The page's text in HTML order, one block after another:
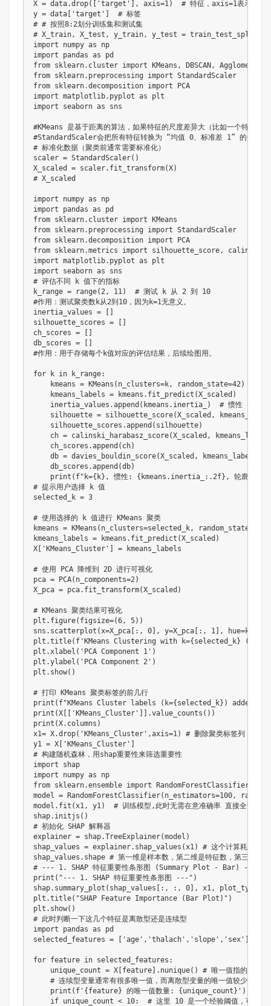
X = data.drop(['target'], axis=1)  # 特征，axis=1表示按列
y = data['target']  # 标签
# # 按照8:2划分训练集和测试集
# X_train, X_test, y_train, y_test = train_test_split(X, y,
import numpy as np
import pandas as pd
from sklearn.cluster import KMeans, DBSCAN,
from sklearn.preprocessing import StandardScaler
from sklearn.decomposition import PCA
import matplotlib.pyplot as plt
import seaborn as sns
#KMeans 是基于距离的算法，如果特征的尺度差异大（比如一个特征
#StandardScaler会把所有特征转换为 “均值 0、标准差 1” 的分布，
# 标准化数据（聚类前通常需要标准化）
scaler = StandardScaler()
X_scaled = scaler.fit_transform(X)
# X_scaled
import numpy as np
import pandas as pd
from sklearn.cluster import KMeans
from sklearn.preprocessing import StandardScaler
from sklearn.decomposition import PCA
from sklearn.metrics import silhouette_score,
import matplotlib.pyplot as plt
import seaborn as sns
# 评估不同 k 值下的指标
k_range = range(2, 11)  # 测试 k 从 2 到 10
#作用：测试聚类数k从2到10，因为k=1无意义。
inertia_values = []
silhouette_scores = []
ch_scores = []
db_scores = []
#作用：用于存储每个k值对应的评估结果，后续绘图用。
for k in k_range:
    kmeans = KMeans(n_clusters=k, random_state=42)
    kmeans_labels = kmeans.fit_predict(X_scaled)
inertia_values.append(kmeans.inertia_)  # 惯性（肘部
silhouette = silhouette_score(X_scaled,
    silhouette_scores.append(silhouette)
ch = calinski_harabasz_score(X_scaled,
    ch_scores.append(ch)
db = davies_bouldin_score(X_scaled, kmeans_labels)
    db_scores.append(db)
print(f"k={k}, 惯性: {kmeans.inertia_:.2f}, 轮廓系
# 提示用户选择 k 值
selected_k = 3
# 使用选择的 k 值进行 KMeans 聚类
kmeans = KMeans(n_clusters=selected_k, random_state=42)
kmeans_labels = kmeans.fit_predict(X_scaled)
X['KMeans_Cluster'] = kmeans_labels
# 使用 PCA 降维到 2D 进行可视化
pca = PCA(n_components=2)
X_pca = pca.fit_transform(X_scaled)
# KMeans 聚类结果可视化
plt.figure(figsize=(6, 5))
sns.scatterplot(x=X_pca[:, 0], y=X_pca[:, 1],
plt.title(f'KMeans Clustering with k={selected_k} (PCA
plt.xlabel('PCA Component 1')
plt.ylabel('PCA Component 2')
plt.show()
# 打印 KMeans 聚类标签的前几行
print(f"KMeans Cluster labels (k={selected_k}) added to
print(X[['KMeans_Cluster']].value_counts())
print(X.columns)
x1= X.drop('KMeans_Cluster',axis=1) # 删除聚类标签列
y1 = X['KMeans_Cluster']
# 构建随机森林，用shap重要性来筛选重要性
import shap
import numpy as np
from sklearn.ensemble import RandomForestClassifier  # 随
model = RandomForestClassifier(n_estimators=100,
model.fit(x1, y1)  # 训练模型,此时无需在意准确率 直接全部数据
shap.initjs()
# 初始化 SHAP 解释器
explainer = shap.TreeExplainer(model)
shap_values = explainer.shap_values(x1) # 这个计算耗时
shap_values.shape # 第一维是样本数，第二维是特征数，第三维是
# --- 1. SHAP 特征重要性条形图 (Summary Plot - Bar) ---
print("--- 1. SHAP 特征重要性条形图 ---")
shap.summary_plot(shap_values[:, :, 0], x1,
plt.title("SHAP Feature Importance (Bar Plot)")
plt.show()
# 此时判断一下这几个特征是离散型还是连续型
import pandas as pd
selected_features = ['age','thalach','slope','sex']
for feature in selected_features:
unique_count = X[feature].nunique() # 唯一值指的是在某
    # 连续型变量通常有很多唯一值，而离散型变量的唯一值较少
    print(f'{feature} 的唯一值数量: {unique_count}')
if unique_count < 10:  # 这里 10 是一个经验阈值，可以根